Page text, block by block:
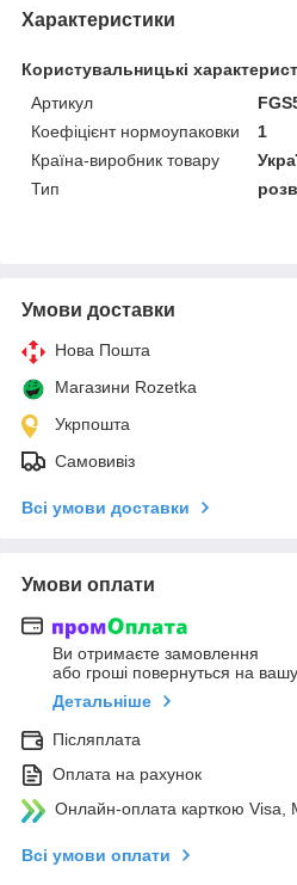
Характеристики
Користувальницькі
Артикул
Коефіцієнт нормоупаковки
1
Країна-виробник товару
Тип
Умови доставки
Нова Пошта
Магазини Rozetka
Укрпошта
Самовивіз
Всі умови доставки
Умови оплати
Ви отримаєте замовлення
або гроші повернуться на
Детальніше
Післяплата
Оплата на рахунок
Онлайн-оплата карткою Visa,
Всі умови оплати